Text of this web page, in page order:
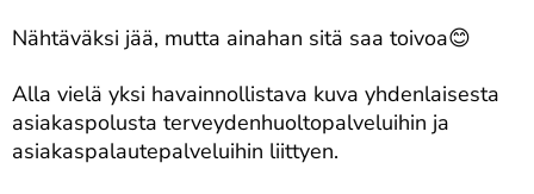
Nähtäväksi jää, mutta ainahan sitä saa toivoa😊
Alla vielä yksi havainnollistava kuva yhdenlaisesta
asiakaspolusta terveydenhuoltopalveluihin ja
asiakaspalautepalveluihin liittyen.